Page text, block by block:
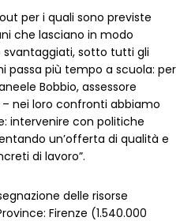
per i quali sono previste
che lasciano in modo
sotto tutti gli
passa più tempo a scuola: per
Bobbio, assessore
nei loro confronti abbiamo
intervenire con politiche
un’offerta di qualità e
di lavoro”.
delle risorse
Firenze (1.540.000